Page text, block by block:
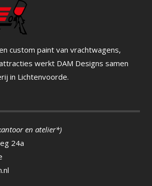
custom paint van vrachtwagens,
werkt DAM Designs samen
in Lichtenvoorde.
en atelier*)
24a